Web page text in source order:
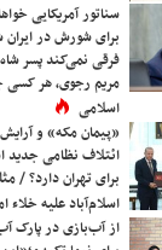
سناتور آمریکایی
برای شورش در
فرقی نمی‌کند پسر شاه
مریم رجوی، هر
اسلامی
«پیمان مکه» و
ائتلاف نظامی جدید
برای تهران دارد؟ /
اسلام‌آباد علیه
از آب‌بازی در پارک